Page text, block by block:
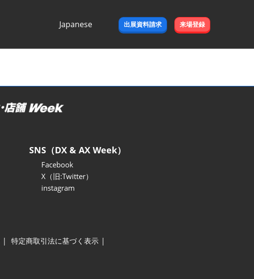
Japanese
出展資料請求 来場登録
SNS（DX & AX Week）
Facebook
X（旧:Twitter）
instagram
特定商取引法に基づく表示